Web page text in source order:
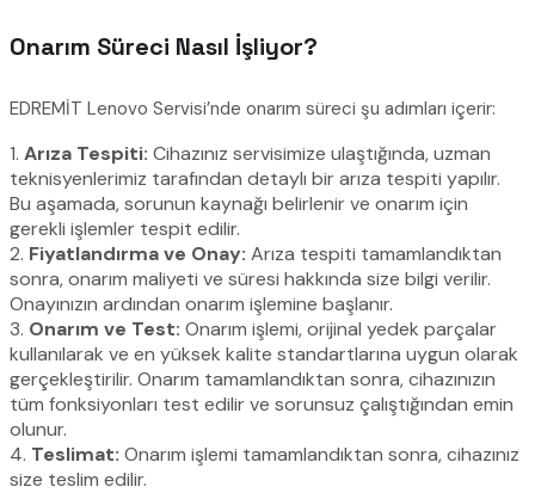
Onarım Süreci Nasıl İşliyor?
EDREMİT Lenovo Servisi’nde onarım süreci şu adımları içerir:
1. Arıza Tespiti: Cihazınız servisimize ulaştığında, uzman
teknisyenlerimiz tarafından detaylı bir arıza tespiti yapılır.
Bu aşamada, sorunun kaynağı belirlenir ve onarım için
gerekli işlemler tespit edilir.
2. Fiyatlandırma ve Onay: Arıza tespiti tamamlandıktan
sonra, onarım maliyeti ve süresi hakkında size bilgi verilir.
Onayınızın ardından onarım işlemine başlanır.
3. Onarım ve Test: Onarım işlemi, orijinal yedek parçalar
kullanılarak ve en yüksek kalite standartlarına uygun olarak
gerçekleştirilir. Onarım tamamlandıktan sonra, cihazınızın
tüm fonksiyonları test edilir ve sorunsuz çalıştığından emin
olunur.
4. Teslimat: Onarım işlemi tamamlandıktan sonra, cihazınız
size teslim edilir.